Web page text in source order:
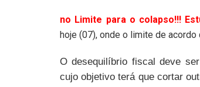
no Limite para o colapso!!!
hoje (07), onde o limite de acordo
O desequilíbrio fiscal deve
cujo objetivo terá que cortar